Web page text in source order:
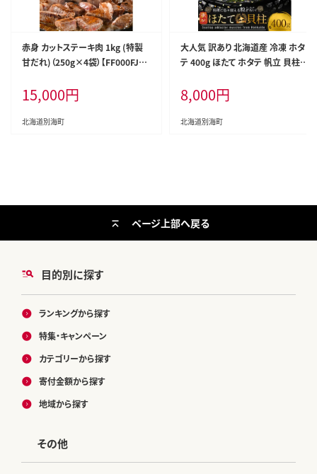
赤身 カットステーキ肉 1kg (特製
甘だれ)（250g×4袋）【FF000FJ0
15,000円
北海道別海町
大人気 訳あり 北海道産 冷凍 ホタ
テ 400g ほたて ホタテ 帆立 貝柱
ランキング 大人気 人気 おすすめ
訳あり ）
8,000円
北海道別海町
目的別に探す
ランキングから探す
特集・キャンペーン
カテゴリーから探す
寄付金額から探す
地域から探す
その他
ページ上部へ戻る